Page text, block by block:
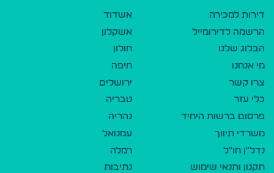
דירות למכירה
הרשמה לדירומייל
הבלוג שלנו
מי אנחנו
צרו קשר
כלי עזר
פרסום ברשות היחיד
משרדי תיווך
נדל"ן חו"ל
תקנון ותנאי שימוש
אשדוד
אשקלון
חולון
חיפה
ירושלים
טבריה
נהריה
עמנואל
רמלה
נתיבות